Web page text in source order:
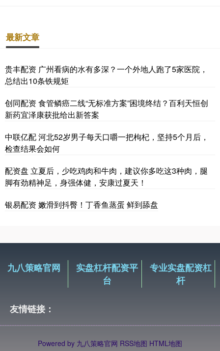
最新文章
贵丰配资 广州看病的水有多深？一个外地人跑了5家医院，
总结出10条铁规矩
创同配资 食管鳞癌二线“无标准方案”困境终结？百利天恒创
新药宜泽康获批给出新答案
中联亿配 河北52岁男子每天口嚼一把枸杞，坚持5个月后，
检查结果会如何
配资盘 立夏后，少吃鸡肉和牛肉，建议你多吃这3种肉，腿
脚有劲精神足，身强体健，安康过夏天！
银易配资 嫩滑到抖臀！丁香鱼蒸蛋 鲜到舔盘
九八策略官网
实盘杠杆配资平
台
专业实盘配资杠
杆
友情链接：
Powered by 九八策略官网 RSS地图 HTML地图